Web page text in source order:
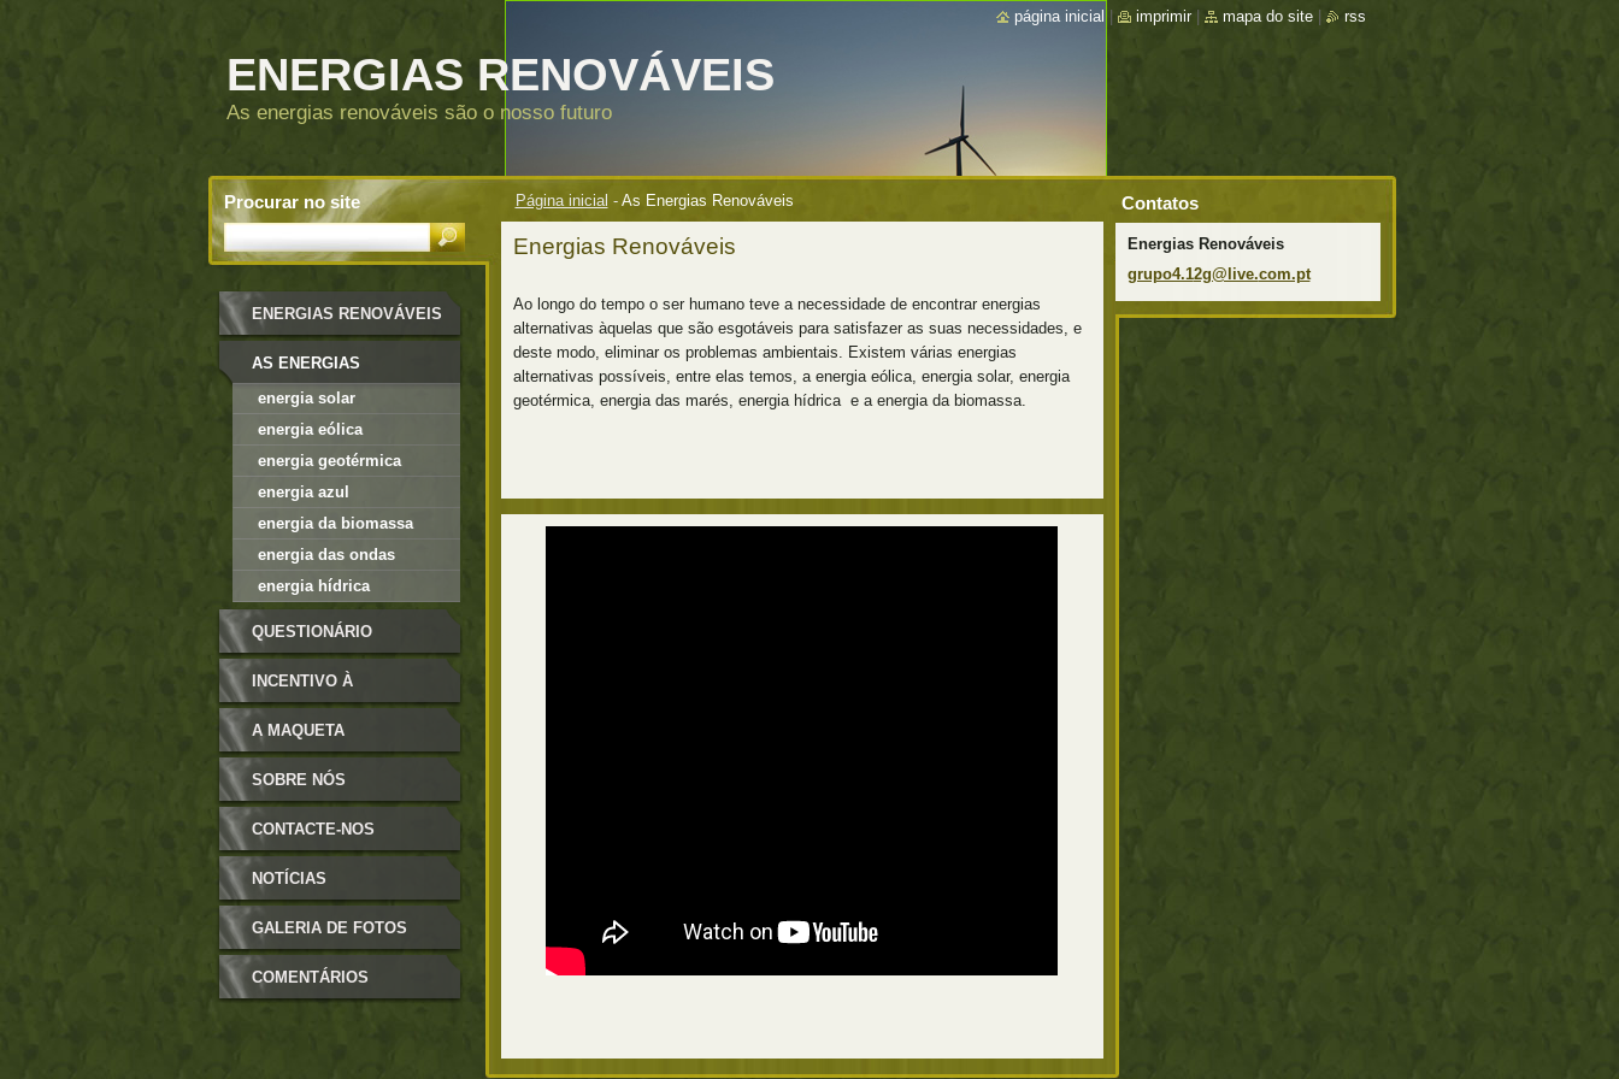
ENERGIAS RENOVÁVEIS
As energias renováveis são o nosso futuro
Página inicial - As Energias Renováveis
Energias Renováveis
Ao longo do tempo o ser humano teve a necessidade de encontrar energias
alternativas àquelas que são esgotáveis para satisfazer as suas necessidades, e
deste modo, eliminar os problemas ambientais. Existem várias energias
alternativas possíveis, entre elas temos, a energia eólica, energia solar, energia
geotérmica, energia das marés, energia hídrica e a energia da biomassa.
ENERGIAS RENOVÁVEIS
AS ENERGIAS
RENOVÁVEIS
energia solar
energia eólica
energia geotérmica
energia azul
energia da biomassa
energia das ondas
energia hídrica
QUESTIONÁRIO
INCENTIVO À
UTILIZAÇÃO DAS
ENERGIAS RENOVÁVEIS
A MAQUETA
SOBRE NÓS
CONTACTE-NOS
NOTÍCIAS
GALERIA DE FOTOS
COMENTÁRIOS
Contatos
Energias Renováveis
grupo4.12g@live.com.pt
Procurar no site
página inicial imprimir mapa do site rss